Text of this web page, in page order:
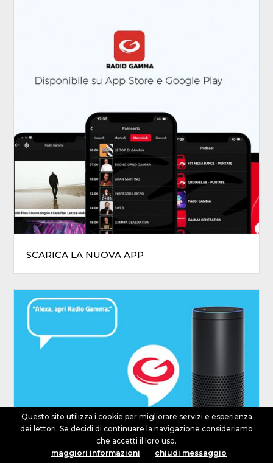
dalle 00:00 alle 07:00
SCARICA LA NUOVA APP
Questo sito utilizza i cookie per migliorare servizi e esperienza
dei lettori. Se decidi di continuare la navigazione consideriamo
che accetti il loro uso.
maggiori informazioni
chiudi messaggio